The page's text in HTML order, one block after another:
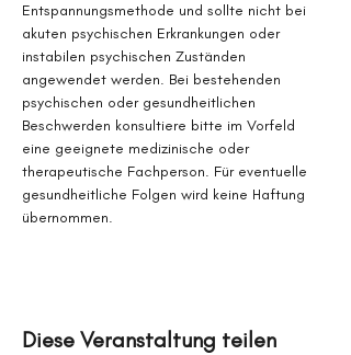
Entspannungsmethode und sollte nicht bei
akuten psychischen Erkrankungen oder
instabilen psychischen Zuständen
angewendet werden. Bei bestehenden
psychischen oder gesundheitlichen
Beschwerden konsultiere bitte im Vorfeld
eine geeignete medizinische oder
therapeutische Fachperson. Für eventuelle
gesundheitliche Folgen wird keine Haftung
übernommen.
Diese Veranstaltung teilen